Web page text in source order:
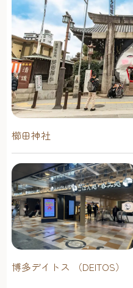
櫛田神社
博多デイトス （DEITOS）